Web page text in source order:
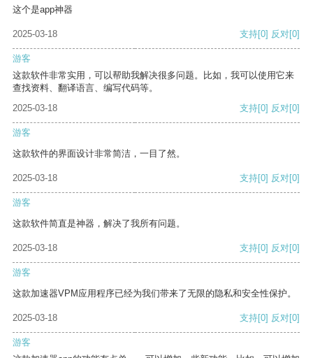
这个是app神器
2025-03-18 支持[0] 反对[0]
游客
这款软件非常实用，可以帮助我解决很多问题。比如，我可以使用它来
查找资料、翻译语言、编写代码等。
2025-03-18
支持[0] 反对[0]
游客
这款软件的界面设计非常简洁，一目了然。
2025-03-18 支持[0] 反对[0]
游客
这款软件简直是神器，解决了我所有问题。
2025-03-18 支持[0] 反对[0]
游客
这款加速器VPM应用程序已经为我们带来了无限的隐私和安全性保护。
2025-03-18 支持[0] 反对[0]
游客